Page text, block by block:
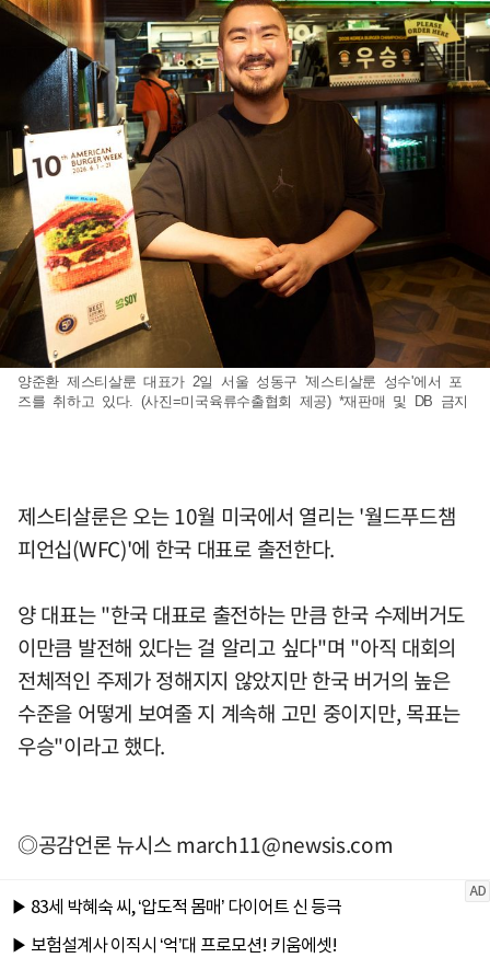
양준환 제스티살룬 대표가 2일 서울 성동구 '제스티살룬 성수'에서 포
즈를 취하고 있다. (사진=미국육류수출협회 제공) *재판매 및 DB 금지
제스티살룬은 오는 10월 미국에서 열리는 '월드푸드챔
피언십(WFC)'에 한국 대표로 출전한다.
양 대표는 "한국 대표로 출전하는 만큼 한국 수제버거도
이만큼 발전해 있다는 걸 알리고 싶다"며 "아직 대회의
전체적인 주제가 정해지지 않았지만 한국 버거의 높은
수준을 어떻게 보여줄 지 계속해 고민 중이지만, 목표는
우승"이라고 했다.
◎공감언론 뉴시스march11@newsis.com